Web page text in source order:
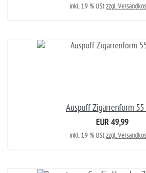
inkl. 19 % UStzzgl.
Auspuff Zigarrenform 55
EUR 49,99
inkl. 19 % UStzzgl.